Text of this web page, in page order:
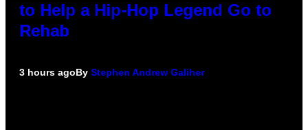
to Help a Hip-Hop Legend Go to
Rehab
3 hours agoBy Stephen Andrew Galiher